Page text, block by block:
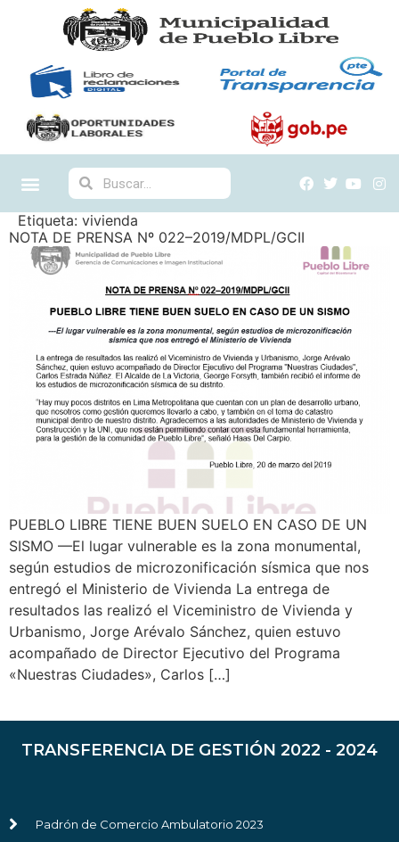
Etiqueta: vivienda
NOTA DE PRENSA Nº 022–2019/MDPL/GCII
PUEBLO LIBRE TIENE BUEN SUELO EN CASO DE UN
SISMO —El lugar vulnerable es la zona monumental,
según estudios de microzonificación sísmica que nos
entregó el Ministerio de Vivienda La entrega de
resultados las realizó el Viceministro de Vivienda y
Urbanismo, Jorge Arévalo Sánchez, quien estuvo
acompañado de Director Ejecutivo del Programa
«Nuestras Ciudades», Carlos […]
TRANSFERENCIA DE GESTIÓN 2022 - 2024
Padrón de Comercio Ambulatorio 2023